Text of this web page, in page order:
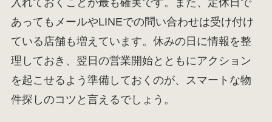
入れておくことが最も確実です。また、定休日で
あってもメールやLINEでの問い合わせは受け付け
ている店舗も増えています。休みの日に情報を整
理しておき、翌日の営業開始とともにアクション
を起こせるよう準備しておくのが、スマートな物
件探しのコツと言えるでしょう。